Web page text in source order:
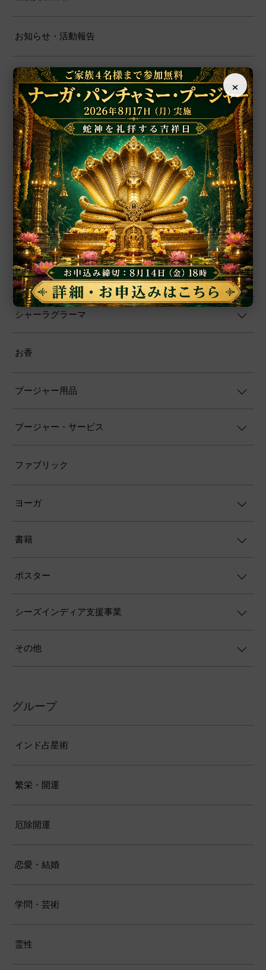
お知らせ・活動報告
商品カテゴリー
アクセサリー
ルドラークシャ
ヤントラ
数珠
置物
シャーラグラーマ
お香
プージャー用品
プージャー・サービス
ファブリック
ヨーガ
書籍
ポスター
シーズインディア支援事業
その他
グループ
インド占星術
繁栄・開運
厄除開運
恋愛・結婚
学問・芸術
霊性
×